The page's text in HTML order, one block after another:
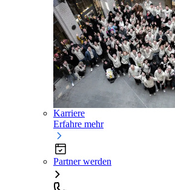
Karriere
Erfahre mehr
Partner werden